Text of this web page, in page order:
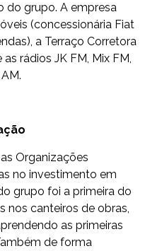
do grupo. A empresa
(concessionária Fiat
a Terraço Corretora
rádios JK FM, Mix FM,
Organizações
no investimento em
grupo foi a primeira do
nos canteiros de obras,
as primeiras
de forma